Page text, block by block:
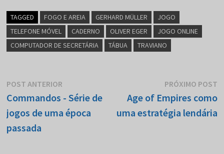
TAGGED FOGO E AREIA GERHARD MÜLLER
JOGO
TELEFONE MÓVEL
CADERNO OLIVER EGER
JOGO ONLINE
COMPUTADOR DE SECRETÁRIA
TÁBUA TRAVIANO
Navegação
de
artigos
POST ANTERIOR
anterior:
Commandos - Série de
jogos de uma época
passada
PRÓXIMO POST
Age of Empires como
uma estratégia lendária